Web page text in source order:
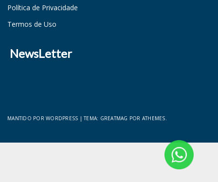
Política de Privacidade
Termos de Uso
NewsLetter
MANTIDO POR WORDPRESS |TEMA: GREATMAG POR ATHEMES.